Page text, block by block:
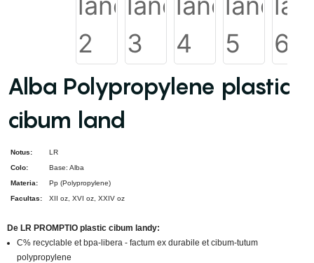
Alba Polypropylene plastic
cibum land
Notus:
LR
Colo:
Base: Alba
Materia:
Pp (Polypropylene)
Facultas:
XII oz, XVI oz, XXIV oz
De LR PROMPTIO plastic cibum landy:
C% recyclable et bpa-libera - factum ex durabile et cibum-tutum
polypropylene